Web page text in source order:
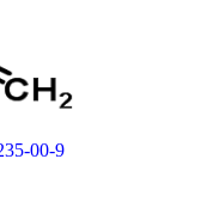
00-9